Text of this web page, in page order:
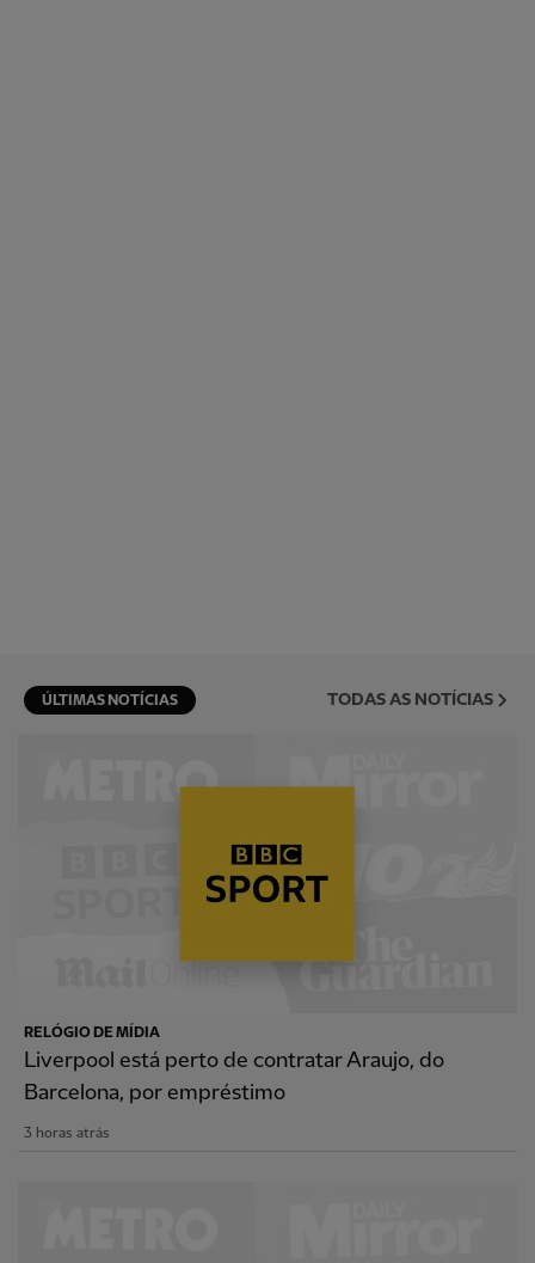
ÚLTIMAS NOTÍCIAS TODAS AS NOTÍCIAS
RELÓGIO DE MÍDIA
Liverpool está perto de contratar Araujo, do
Barcelona, por empréstimo
3 horas atrás